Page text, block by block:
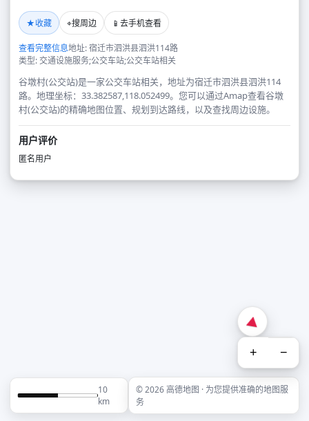
★收藏 ⌖搜周边 📱 去手机查看
查看完整信息地址: 宿迁市泗洪县泗洪114路
类型: 交通设施服务;公交车站;公交车站相关
谷墩村(公交站)是一家公交车站相关，地址为宿迁市泗洪县泗洪114
路。地理坐标：33.382587,118.052499。您可以通过Amap查看谷墩
村(公交站)的精确地图位置、规划到达路线，以及查找周边设施。
用户评价
匿名用户
+ −
10
km
© 2026 高德地图 · 为您提供准确的地图服
务